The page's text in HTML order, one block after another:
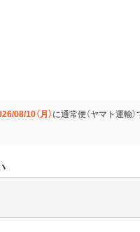
08/10（月） に通常便（ヤマト運輸）